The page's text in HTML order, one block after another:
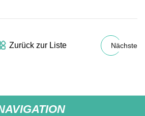
Zurück zur Liste Nächste